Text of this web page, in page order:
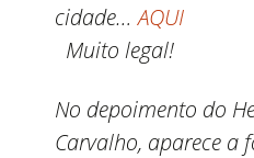
cidade…AQUI
Muito legal!
No depoimento do
Carvalho, aparece a